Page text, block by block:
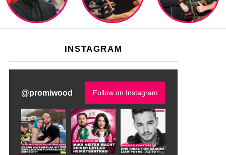
INSTAGRAM
@promiwood Follow on Instagram